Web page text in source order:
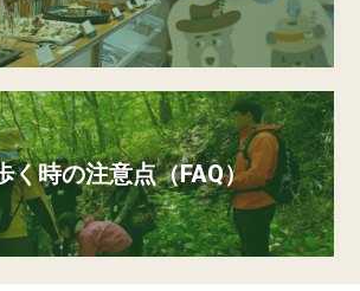
く時の注意点（FAQ）